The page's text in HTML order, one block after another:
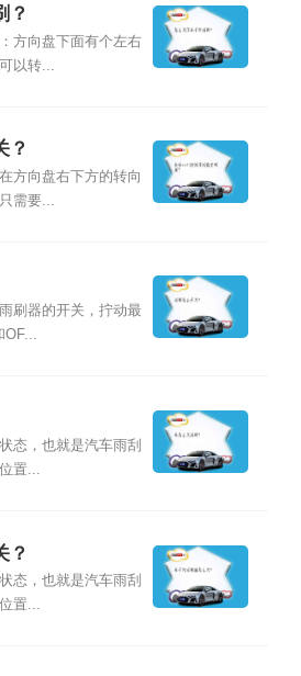
？
方向盘下面有个左右
以转...
？
方向盘右下方的转向
需要...
刷器的开关，拧动最
OF...
态，也就是汽车雨刮
置...
？
态，也就是汽车雨刮
置...